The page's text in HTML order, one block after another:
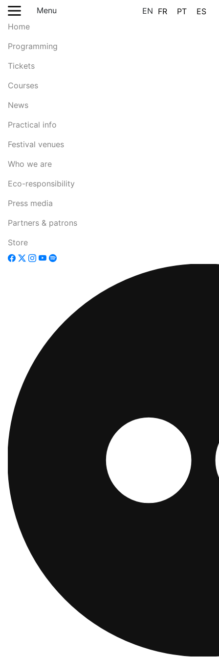
Menu EN FR PT
ES
Home
Programming
Tickets
Courses
News
Practical info
Festival venues
Who we are
Eco-responsibility
Press media
Partners & patrons
Store